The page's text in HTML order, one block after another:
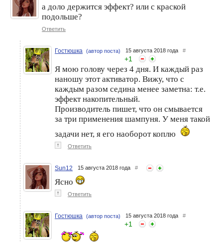
а доло держится эффект? или с краской
подольше?
Ответить
Гостюшка (автор поста) 15 августа 2018 года #
+1
Я мою голову через 4 дня. И каждый раз
наношу этот активатор. Вижу, что с
каждым разом седина менее заметна: т.е.
эффект накопительный.
Производитель пишет, что он смывается
за три применения шампуня. У меня такой
задачи нет, я его наоборот коплю
↑ Ответить
Sun12 15 августа 2018 года #
Ясно
↑ Ответить
Гостюшка (автор поста) 15 августа 2018 года #
+1